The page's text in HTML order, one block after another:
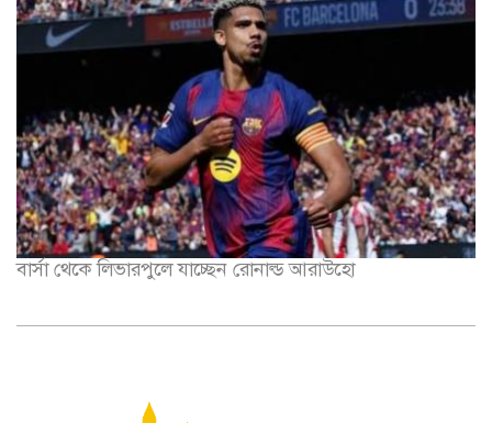
বার্সা থেকে লিভারপুলে যাচ্ছেন রোনাল্ড আরাউহো